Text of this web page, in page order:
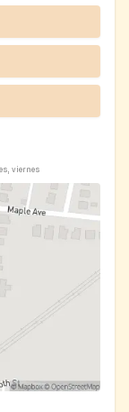
viernes